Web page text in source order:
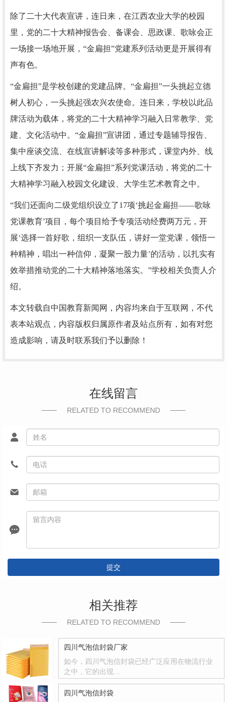
除了二十大代表宣讲，连日来，在江西农业大学的校园
里，党的二十大精神报告会、备课会、思政课、歌咏会正
一场接一场地开展，“金扁担”党建系列活动更是开展得有
声有色。
“金扁担”是学校创建的党建品牌。“金扁担”一头挑起立德
树人初心，一头挑起强农兴农使命。连日来，学校以此品
牌活动为载体，将党的二十大精神学习融入日常教学、党
建、文化活动中。“金扁担”宣讲团，通过专题辅导报告、
集中座谈交流、在线宣讲解读等多种形式，课堂内外、线
上线下齐发力；开展“金扁担”系列党课活动，将党的二十
大精神学习融入校园文化建设、大学生艺术教育之中。
“我们还面向二级党组织设立了17项‘挑起金扁担——歌咏
党课教育’项目，每个项目给予专项活动经费两万元，开
展‘选择一首好歌，组织一支队伍，讲好一堂党课，领悟一
种精神，唱出一种信仰，凝聚一股力量’的活动，以扎实有
效举措推动党的二十大精神落地落实。”学校相关负责人介
绍。
本文转载自中国教育新闻网，内容均来自于互联网，不代
表本站观点，内容版权归属原作者及站点所有，如有对您
造成影响，请及时联系我们予以删除！
在线留言
RELATED TO RECOMMEND
提交
相关推荐
RELATED TO RECOMMEND
四川气泡信封袋厂家
如今，四川气泡信封袋已经广泛应用在物流行业
之中，它的出现…
四川气泡信封袋